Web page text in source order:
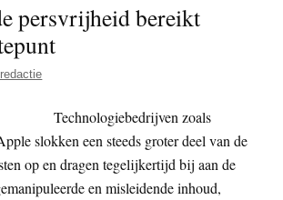
persvrijheid bereikt
Technologiebedrijven zoals
slokken een steeds groter deel van de
op en dragen tegelijkertijd bij aan de
en misleidende inhoud,